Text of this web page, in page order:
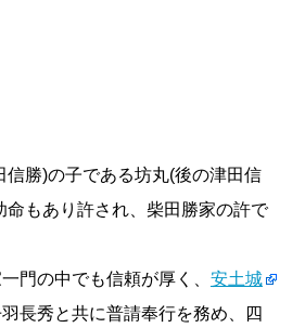
信勝)の子である坊丸(後の津田信
命もあり許され、柴田勝家の許で
門の中でも信頼が厚く、 安土城
長秀と共に普請奉行を務め、四